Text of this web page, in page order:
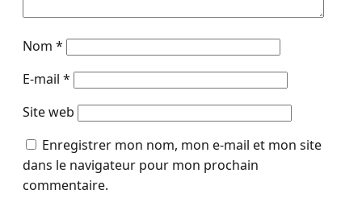
Nom *
E-mail *
Site web
Enregistrer mon nom, mon e-mail et mon site
dans le navigateur pour mon prochain
commentaire.